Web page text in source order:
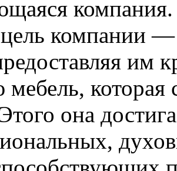
компания.
компании
им
которая
она